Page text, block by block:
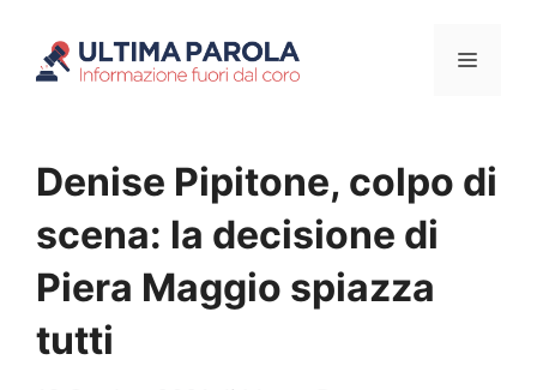
Menu
Denise Pipitone, colpo di
scena: la decisione di
Piera Maggio spiazza
tutti